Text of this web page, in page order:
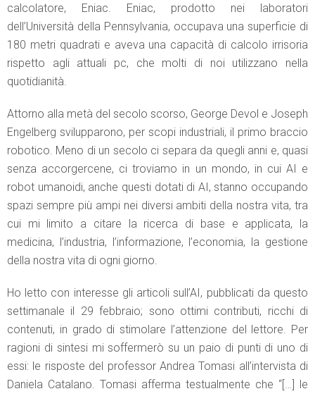
calcolatore, Eniac. Eniac, prodotto nei laboratori
dell’Università della Pennsylvania, occupava una superficie di
180 metri quadrati e aveva una capacità di calcolo irrisoria
rispetto agli attuali pc, che molti di noi utilizzano nella
quotidianità.
Attorno alla metà del secolo scorso, George Devol e Joseph
Engelberg svilupparono, per scopi industriali, il primo braccio
robotico. Meno di un secolo ci separa da quegli anni e, quasi
senza accorgercene, ci troviamo in un mondo, in cui AI e
robot umanoidi, anche questi dotati di AI, stanno occupando
spazi sempre più ampi nei diversi ambiti della nostra vita, tra
cui mi limito a citare la ricerca di base e applicata, la
medicina, l’industria, l’informazione, l’economia, la gestione
della nostra vita di ogni giorno.
Ho letto con interesse gli articoli sull’AI, pubblicati da questo
settimanale il 29 febbraio; sono ottimi contributi, ricchi di
contenuti, in grado di stimolare l’attenzione del lettore. Per
ragioni di sintesi mi soffermerò su un paio di punti di uno di
essi: le risposte del professor Andrea Tomasi all’intervista di
Daniela Catalano. Tomasi afferma testualmente che “[…] le